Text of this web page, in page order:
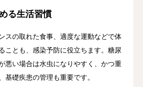
る生活習慣
スの取れた食事、適度な運動などで体
ことも、感染予防に役立ちます。糖尿
悪い場合は水虫になりやすく、かつ重
基礎疾患の管理も重要です。